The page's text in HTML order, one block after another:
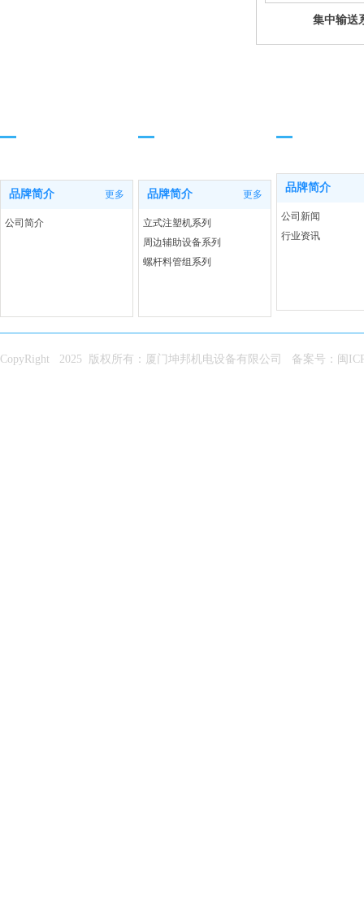
集中输送
品牌简介 更多
公司简介
品牌简介 更多
立式注塑机系列
周边辅助设备系列
螺杆料管组系列
品牌简介
公司新闻
行业资讯
CopyRight 2025 版权所有：厦门坤邦机电设备有限公司 备案号：闽